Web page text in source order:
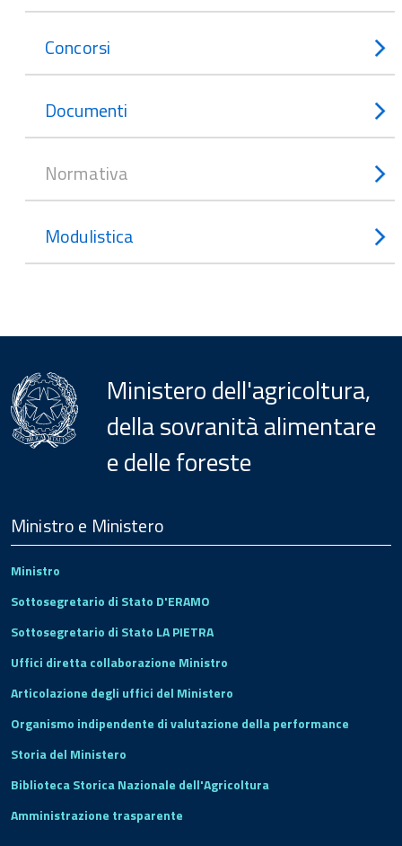
Concorsi
Documenti
Normativa
Modulistica
Ministero dell'agricoltura,
della sovranità alimentare
e delle foreste
Footer
Ministro e Ministero
Ministro
Sottosegretario di Stato D'ERAMO
Sottosegretario di Stato LA PIETRA
Uffici diretta collaborazione Ministro
Articolazione degli uffici del Ministero
Organismo indipendente di valutazione della performance
Storia del Ministero
Biblioteca Storica Nazionale dell'Agricoltura
Amministrazione trasparente